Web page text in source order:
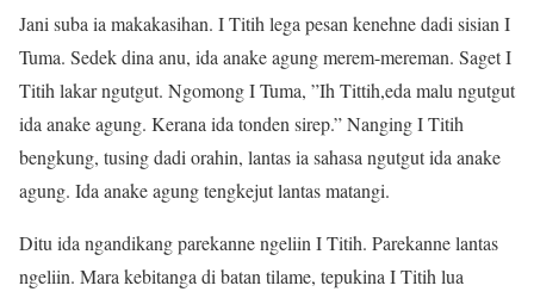
Jani suba ia makakasihan. I Titih lega pesan kenehne dadi sisian I
Tuma. Sedek dina anu, ida anake agung merem-mereman. Saget I
Titih lakar ngutgut. Ngomong I Tuma, ”Ih Tittih,eda malu ngutgut
ida anake agung. Kerana ida tonden sirep.” Nanging I Titih
bengkung, tusing dadi orahin, lantas ia sahasa ngutgut ida anake
agung. Ida anake agung tengkejut lantas matangi.
Ditu ida ngandikang parekanne ngeliin I Titih. Parekanne lantas
ngeliin. Mara kebitanga di batan tilame, tepukina I Titih lua